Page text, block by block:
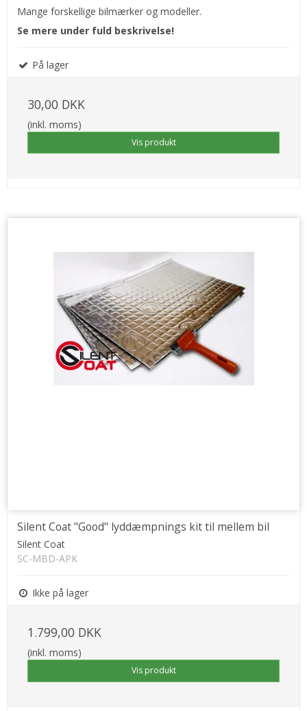
Mange forskellige bilmærker og modeller.
Se mere under fuld beskrivelse!
På lager
30,00 DKK
(inkl. moms)
Vis produkt
Silent Coat "Good" lyddæmpnings kit til mellem bil
Silent Coat
SC-MBD-APK
Ikke på lager
1.799,00 DKK
(inkl. moms)
Vis produkt